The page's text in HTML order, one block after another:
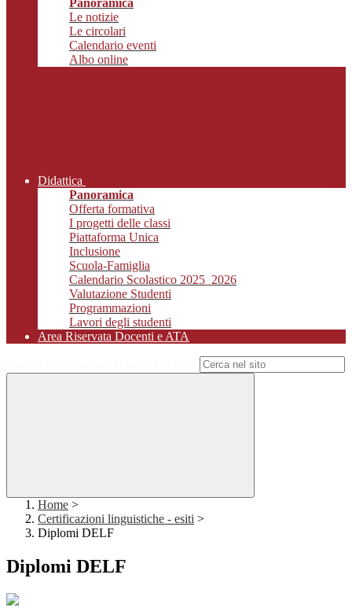
Panoramica
Le notizie
Le circolari
Calendario eventi
Albo online
Didattica
Panoramica
Offerta formativa
I progetti delle classi
Piattaforma Unica
Inclusione
Scuola-Famiglia
Calendario Scolastico 2025_2026
Valutazione Studenti
Programmazioni
Lavori degli studenti
Area Riservata Docenti e ATA
Home >
Certificazioni linguistiche - esiti >
Diplomi DELF
Diplomi DELF